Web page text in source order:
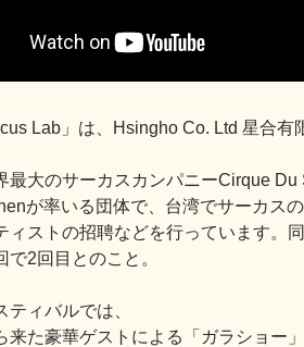
Lab」は、 Hsingho Co. Ltd 星合有
最大のサーカスカンパニーCirque
が率いる団体で、台湾でサーカス
ィストの招聘などを行っています。
で2回目とのこと。
ティバルでは、
来た豪華ゲストによる「ガラショー」